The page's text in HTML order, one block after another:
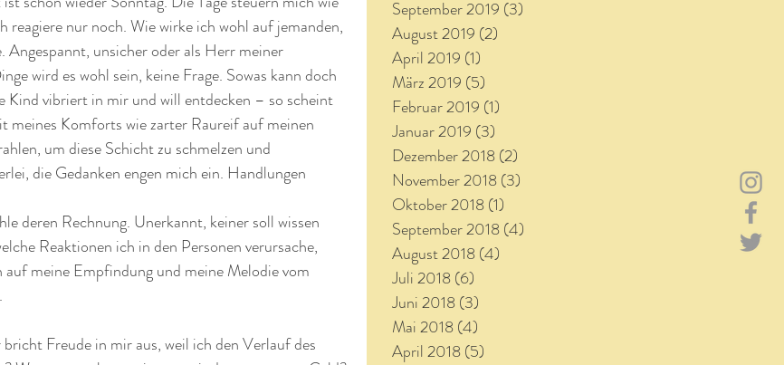
reagiere nur noch. Wie wirke ich wohl auf jemanden,
Angespannt, unsicher oder als Herr meiner
wird es wohl sein, keine Frage. Sowas kann doch
Kind vibriert in mir und will entdecken – so scheint
meines Komforts wie zarter Raureif auf meinen
um diese Schicht zu schmelzen und
die Gedanken engen mich ein. Handlungen
deren Rechnung. Unerkannt, keiner soll wissen
Reaktionen ich in den Personen verursache,
meine Empfindung und meine Melodie vom
Freude in mir aus, weil ich den Verlauf des
September 2019 (3)
August 2019 (2)
April 2019 (1)
März 2019 (5)
Februar 2019 (1)
Januar 2019 (3)
Dezember 2018(2)
November 2018(3)
Oktober 2018(1)
September 2018(4)
August 2018(4)
Juli 2018(6)
Juni 2018(3)
Mai 2018(4)
April 2018(5)